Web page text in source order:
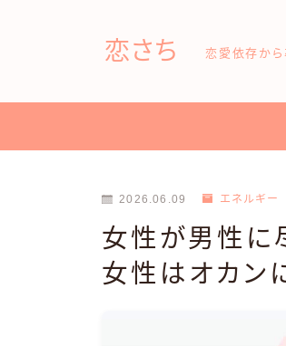
恋さち 恋愛依存から
2026.06.09 エネルギー
女性が男性に
女性はオカン